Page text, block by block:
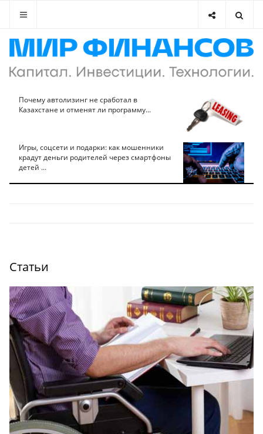
Почему автолизинг не сработал в
Казахстане и отменят ли программу...
Игры, соцсети и подарки: как мошенники
крадут деньги родителей через смартфоны
детей ...
Статьи